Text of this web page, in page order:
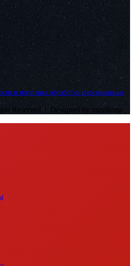
и политика обработки персональных
Reserved | Designed by muvikone